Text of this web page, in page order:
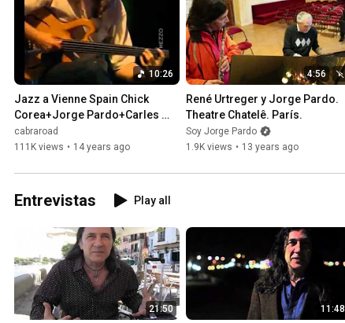
10:26
Jazz a Vienne Spain Chick
Corea+Jorge Pardo+Carles
Benavent+Rubem Dantas+Tom
Brechtlein
cabraroad
111K views • 14 years ago
4:56
René Urtreger y Jorge Pardo.
Theatre Chatelê. París.
Soy Jorge Pardo
1.9K views • 13 years ago
Entrevistas Play all
21:50 11:48